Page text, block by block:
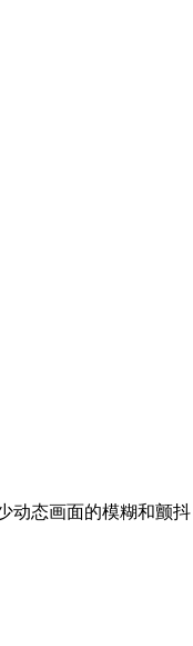
动态画面的模糊和